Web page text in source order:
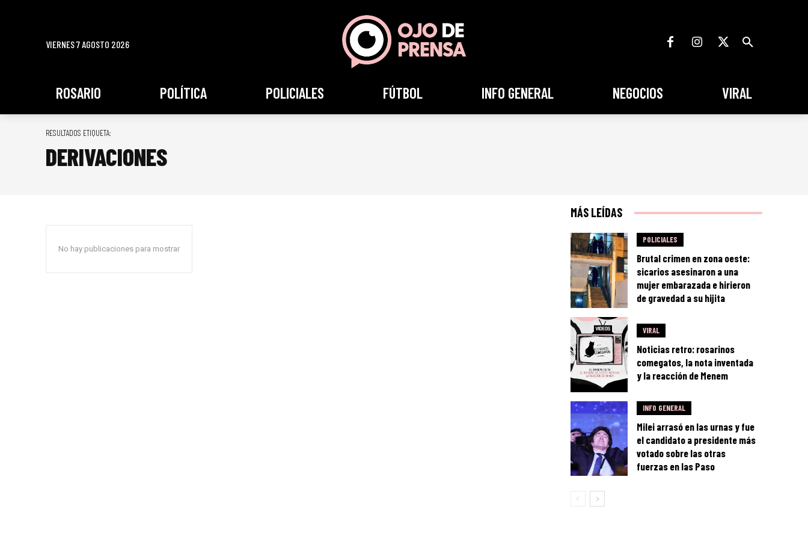
VIERNES 7 AGOSTO 2026
ROSARIO POLÍTICA POLICIALES FÚTBOL INFO GENERAL NEGOCIOS VIRAL
RESULTADOS ETIQUETA:
DERIVACIONES
No hay publicaciones para mostrar
MÁS LEÍDAS
POLICIALES
Brutal crimen en zona oeste:
sicarios asesinaron a una
mujer embarazada e hirieron
de gravedad a su hijita
VIRAL
Noticias retro: rosarinos
comegatos, la nota inventada
y la reacción de Menem
INFO GENERAL
Milei arrasó en las urnas y fue
el candidato a presidente más
votado sobre las otras
fuerzas en las Paso